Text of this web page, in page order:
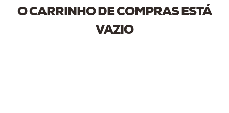
O CARRINHO DE COMPRAS ESTÁ
VAZIO